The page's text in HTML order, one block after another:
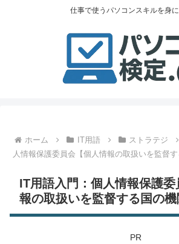
仕事で使うパソコンスキルを身
ホーム IT用語 ストラテジ
人情報保護委員会【個人情報の取扱いを監督す
IT用語入門：個人情報保護
報の取扱いを監督する国の機
PR